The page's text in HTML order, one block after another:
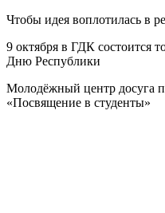
Чтобы идея воплотилась в
9 октября в ГДК состоится
Дню Республики
Молодёжный центр досуга
«Посвящение в студенты»